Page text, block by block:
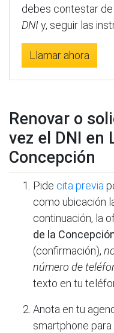
debes contestar
DNI y, seguir las
Llamar ahora
Renovar o
vez el DNI en
Concepción
Pide cita previa
como ubicación
continuación, la
de la
(confirmación),
número de
texto en tu
Anota en tu
smartphone